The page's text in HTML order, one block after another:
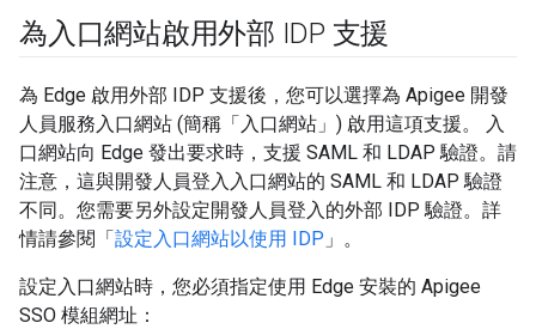
為入口網站啟用外部 IDP 支援
為 Edge 啟用外部 IDP 支援後，您可以選擇為 Apigee 開發
人員服務入口網站 (簡稱「入口網站」 ) 啟用這項支援。 入
口網站向 Edge 發出要求時，支援 SAML 和 LDAP 驗證。請
注意，這與開發人員登入入口網站的 SAML 和 LDAP 驗證
不同。您需要另外設定開發人員登入的外部 IDP 驗證。詳
情請參閱「 設定入口網站以使用 IDP 」。
設定入口網站時，您必須指定使用 Edge 安裝的 Apigee
SSO 模組網址：